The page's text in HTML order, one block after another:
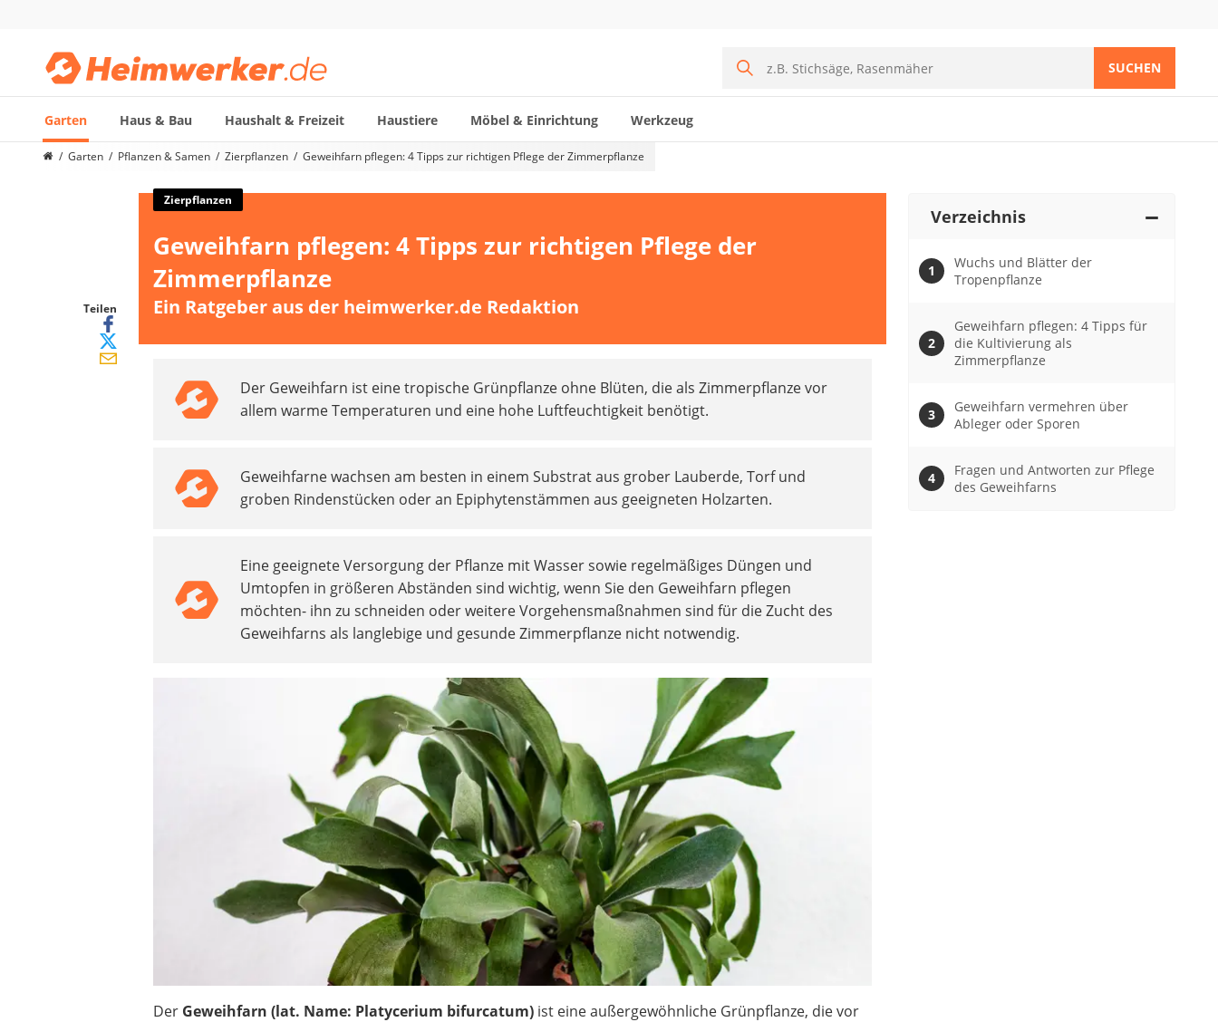
SUCHEN
Garten Haus & Bau Haushalt & Freizeit Haustiere Möbel & Einrichtung Werkzeug
Die beliebtesten Vergleiche nach Kategorie
Akku-Laubsauger
Schlauchtrommel
Solar-Lichterkette außen
Teleskopleiter
Ameisengift
Bosch-Heckenschere
Garten Pflanzen & Samen Zierpflanzen Geweihfarn pflegen: 4 Tipps zur richtigen Pflege der Zimmerpflanze
Teilen
Zierpflanzen
Geweihfarn pflegen: 4 Tipps zur richtigen Pflege der
Zimmerpflanze
Ein Ratgeber aus der heimwerker.de Redaktion
Der Geweihfarn ist eine tropische Grünpflanze ohne Blüten, die als Zimmerpflanze vor
allem warme Temperaturen und eine hohe Luftfeuchtigkeit benötigt.
Geweihfarne wachsen am besten in einem Substrat aus grober Lauberde, Torf und
groben Rindenstücken oder an Epiphytenstämmen aus geeigneten Holzarten.
Eine geeignete Versorgung der Pflanze mit Wasser sowie regelmäßiges Düngen und
Umtopfen in größeren Abständen sind wichtig, wenn Sie den Geweihfarn pflegen
möchten- ihn zu schneiden oder weitere Vorgehensmaßnahmen sind für die Zucht des
Geweihfarns als langlebige und gesunde Zimmerpflanze nicht notwendig.
Der Geweihfarn (lat. Name: Platycerium bifurcatum) ist eine außergewöhnliche Grünpflanze, die vor
Verzeichnis
Wuchs und Blätter der
Tropenpflanze
Geweihfarn pflegen: 4 Tipps für
die Kultivierung als
Zimmerpflanze
Geweihfarn vermehren über
Ableger oder Sporen
Fragen und Antworten zur Pflege
des Geweihfarns